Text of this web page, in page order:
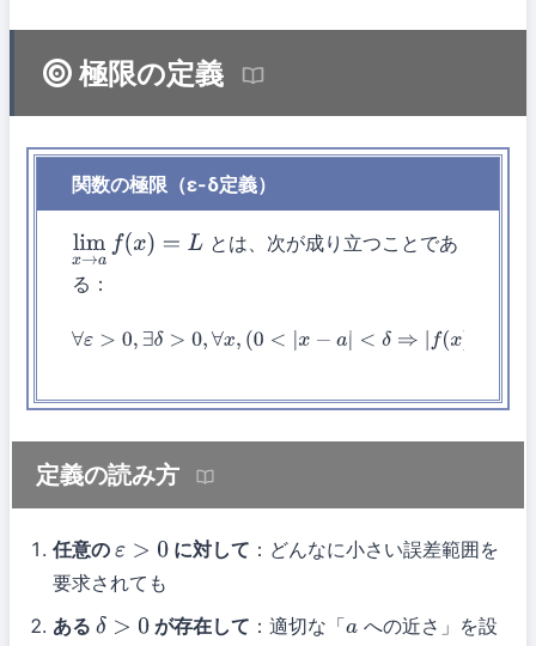
極限の定義
関数の極限（ε-δ定義）
limx →af(x )= L とは、次が成り立つことであ
る：
∀ε>0,∃ δ> 0,∀x,(0<| x− |< δ⇒|f( x)− L <ε
定義の読み方
任意の ε >0 に対して ：どんなに小さい誤差範囲を
要求されても
ある δ >0 が存在して ：適切な「a への近さ」を設